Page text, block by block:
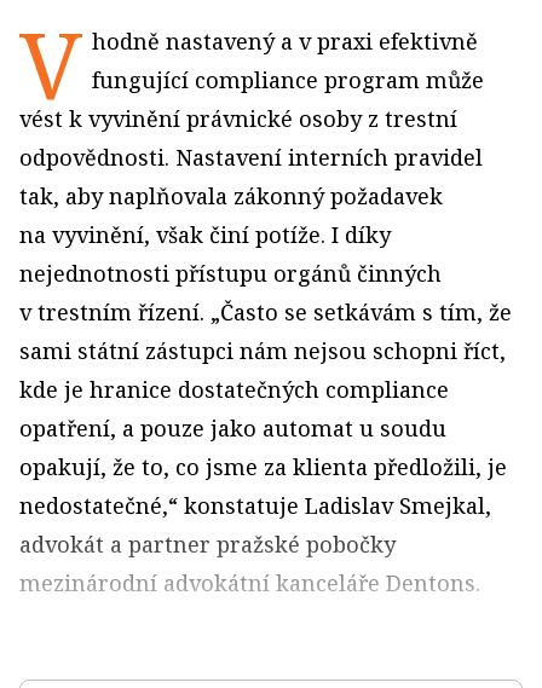
V hodně nastavený a v praxi efektivně
fungující compliance program může
vést k vyvinění právnické osoby z trestní
odpovědnosti. Nastavení interních pravidel
tak, aby naplňovala zákonný požadavek
na vyvinění, však činí potíže. I díky
nejednotnosti přístupu orgánů činných
v trestním řízení. „Často se setkávám s tím, že
sami státní zástupci nám nejsou schopni říct,
kde je hranice dostatečných compliance
opatření, a pouze jako automat u soudu
opakují, že to, co jsme za klienta předložili, je
nedostatečné,“ konstatuje Ladislav Smejkal,
advokát a partner pražské pobočky
mezinárodní advokátní kanceláře Dentons.